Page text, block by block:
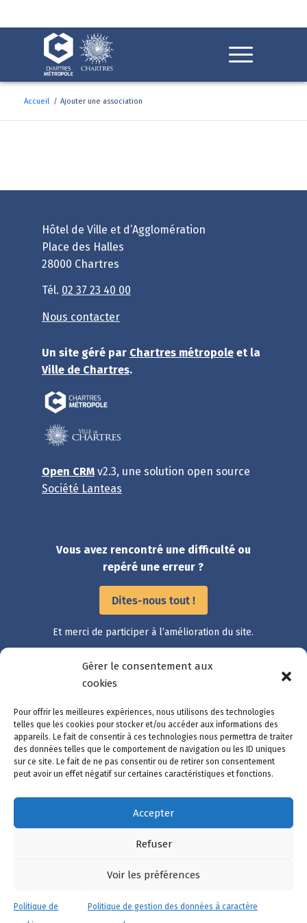
chat
Chat avec C'LIA ?
Accueil / Ajouter une association
Hôtel de Ville et d’Agglomération
Place des Halles
28000 Chartres
Tél. 02 37 23 40 00
Nous contacter
Un site géré par Chartres métropoleet la
Ville de Chartres.
Open CRMv2.3, une solution open source
Société Lanteas
Vous avez rencontré une difficulté ou
repéré une erreur ?
Dites-nous tout !
Et merci de participer à l’amélioration du site.
Accès rapide
Catalogue des démarches
Suivre ma démarche
Mon compte
Nous contacter
Mentions légales
Données personnelles
Gestion des cookies
Gérer le consentement aux
cookies
Pour offrir les meilleures expériences, nous utilisons des technologies
telles que les cookies pour stocker et/ou accéder aux informations des
appareils. Le fait de consentir à ces technologies nous permettra de traiter
des données telles que le comportement de navigation ou les ID uniques
sur ce site. Le fait de ne pas consentir ou de retirer son consentement
peut avoir un effet négatif sur certaines caractéristiques et fonctions.
Accepter
Refuser
Voir les préférences
Politique de
Politique de gestion des données à caractère